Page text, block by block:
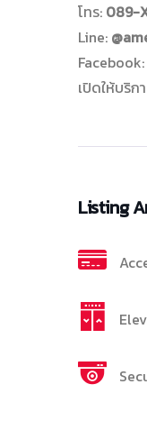
โทร: 089-
Line:
Facebook:
เปิดให้บริก
Listing